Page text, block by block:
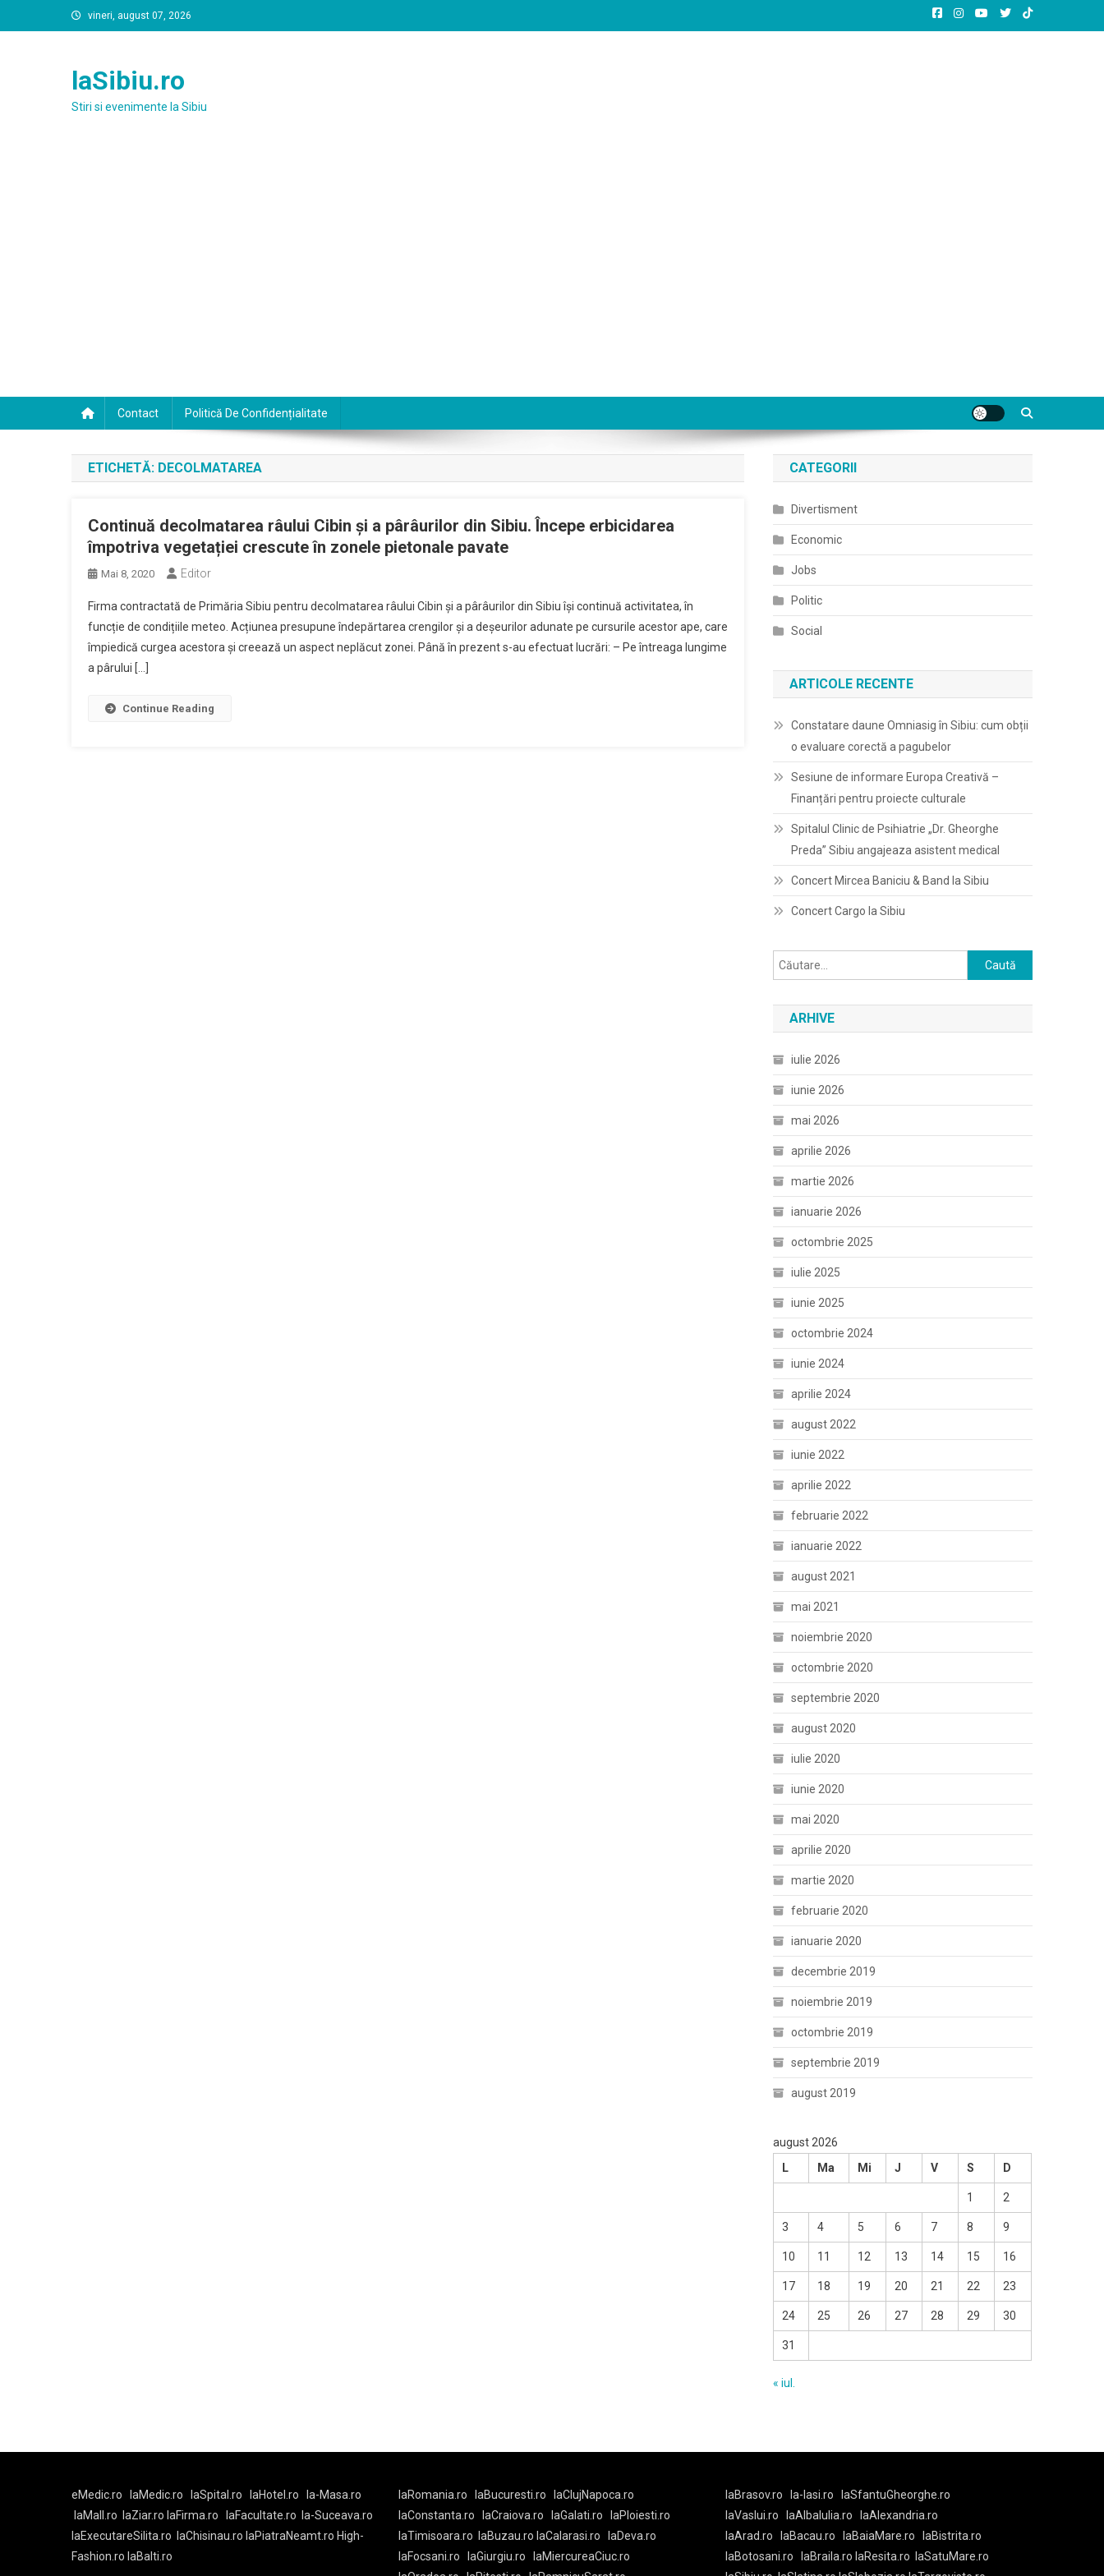
to
vineri, august 07, 2026
laSibiu.ro
Stiri si evenimente la Sibiu
Contact Politică De Confidențialitate
ETICHETĂ: DECOLMATAREA
Continuă decolmatarea râului Cibin și a pârâurilor din Sibiu. Începe erbicidarea
împotriva vegetației crescute în zonele pietonale pavate
Mai 8, 2020 Editor
Firma contractată de Primăria Sibiu pentru decolmatarea râului Cibin și a pârâurilor din Sibiu își continuă activitatea, în
funcție de condițiile meteo. Acțiunea presupune îndepărtarea crengilor și a deșeurilor adunate pe cursurile acestor ape, care
împiedică curgea acestora și creează un aspect neplăcut zonei. Până în prezent s-au efectuat lucrări: – Pe întreaga lungime
a pârului […]
Continue Reading
CATEGORII
Divertisment
Economic
Jobs
Politic
Social
ARTICOLE RECENTE
Constatare daune Omniasig în Sibiu: cum obții
o evaluare corectă a pagubelor
Sesiune de informare Europa Creativă –
Finanțări pentru proiecte culturale
Spitalul Clinic de Psihiatrie „Dr. Gheorghe
Preda” Sibiu angajeaza asistent medical
Concert Mircea Baniciu & Band la Sibiu
Concert Cargo la Sibiu
Caută
după:
ARHIVE
iulie 2026
iunie 2026
mai 2026
aprilie 2026
martie 2026
ianuarie 2026
octombrie 2025
iulie 2025
iunie 2025
octombrie 2024
iunie 2024
aprilie 2024
august 2022
iunie 2022
aprilie 2022
februarie 2022
ianuarie 2022
august 2021
mai 2021
noiembrie 2020
octombrie 2020
septembrie 2020
august 2020
iulie 2020
iunie 2020
mai 2020
aprilie 2020
martie 2020
februarie 2020
ianuarie 2020
decembrie 2019
noiembrie 2019
octombrie 2019
septembrie 2019
august 2019
august 2026
L
Ma Mi J V S D
1 2
3 4 5 6 7 8 9
10 11 12 13 14 15 16
17 18 19 20 21 22 23
24 25 26 27 28 29 30
31
« iul.
eMedic.ro laMedic.ro laSpital.ro laHotel.ro
la-Masa.ro
laMall.ro
laZiar.ro laFirma.ro laFacultate.ro
la-Suceava.ro
laExecutareSilita.ro
laChisinau.ro laPiatraNeamt.ro High-
Fashion.ro laBalti.ro
laRomania.ro laBucuresti.ro
laClujNapoca.ro
laConstanta.ro
laCraiova.ro laGalati.ro
laPloiesti.ro
laTimisoara.ro
laBuzau.ro laCalarasi.ro
laDeva.ro
laFocsani.ro
laGiurgiu.ro
laMiercureaCiuc.ro
laBrasov.ro la-Iasi.ro
laSfantuGheorghe.ro
laVaslui.ro
laAlbaIulia.ro
laAlexandria.ro
laArad.ro
laBacau.ro laBaiaMare.ro
laBistrita.ro
laBotosani.ro
laBraila.ro laResita.ro
laSatuMare.ro